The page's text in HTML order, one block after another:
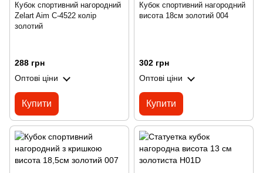
Кубок спортивний нагородний
Zelart Aim C-4522 колір
золотий
288 грн
Оптові ціни
Купити
Кубок спортивний нагородний
висота 18см золотий 004
302 грн
Оптові ціни
Купити